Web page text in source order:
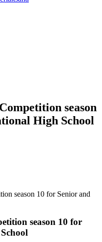
season
High School
season 10 for Senior and
season 10 for